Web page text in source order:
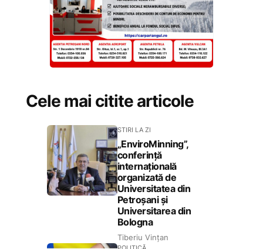
Cele mai citite articole
STIRI LA ZI
„EnviroMinning”,
conferință
internațională
organizată de
Universitatea din
Petroșani și
Universitarea din
Bologna
Tiberiu Vințan